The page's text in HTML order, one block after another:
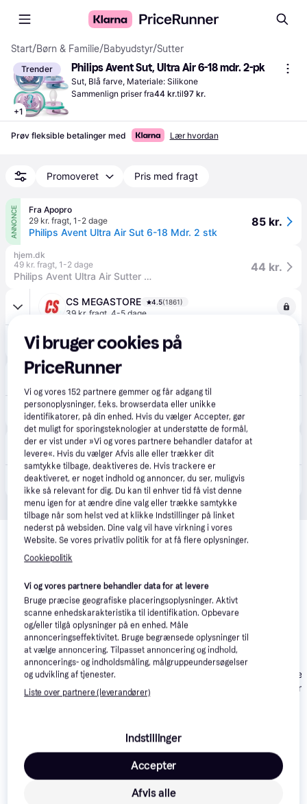
Start/Børn & Familie/Babyudstyr/Sutter
Trender
+1
Philips Avent Sut, Ultra Air 6-18 mdr. 2-pk
Sut, Blå farve, Materiale: Silikone
Sammenlign priser fra44 kr.til97 kr.
Prøv fleksible betalinger med Lær hvordan
Promoveret Pris med fragt
ANNONCE
Fra Apopro
29 kr. fragt, 1-2 dage
Philips Avent Ultra Air Sut 6-18 Mdr. 2 stk
85 kr.
hjem.dk
49 kr. fragt, 1-2 dage
Philips Avent Ultra Air Sutter 6-18 mdr. 2 stk, Lyserød/Blå
44 kr.
CS MEGASTORE 4.5(1861)
39 kr. fragt 4-5 dage
(ComputerSalg) Philips AVENT ultra air SCF085/61 sut, Klassisk babysut, Ortodontisk, Silikone, Dreng/Pige, Tåler opvaskemaskine
Apopro
Philips Avent Ultra Air Sut 6-18 Mdr. 2 stk
Bazta
39 kr. fragt,1-2 dage
Philips Avent Ultra Air Silikone 612 Måneder Baby Girl Sutter 2 stk
Relaterede produkter
Se vores forslag til andre produkter, der matcher dine
interesser. Vis alle
46 kr.
Eller 3 betalinger af 15 kr.
Trender
Mam Air Silikone
64 kr.
Bibs
6-18 mdr.
Vi bruger cookies på
PriceRunner
Vi og vores152 partnere gemmer og får adgang til
personoplysninger, f.eks. browserdata eller unikke
identifikatorer, på din enhed. Hvis du vælger Accepter, gør
det muligt for sporingsteknologier at understøtte de formål,
der er vist under »Vi og vores partnere behandler datafor at
levere«. Hvis du vælger Afvis alle eller trækker dit
samtykke tilbage, deaktiveres de. Hvis trackere er
deaktiveret, er noget indhold og annoncer, du ser, muligvis
ikke så relevant for dig. Du kan til enhver tid få vist denne
menu igen for at ændre dine valg eller trække samtykke
tilbage når som helst ved at klikke Indstillinger på linket
nederst på websiden. Dine valg vil have virkning i vores
Website. Se vores privatliv politik for at få flere oplysninger.
Cookiepolitik
Vi og vores partnere behandler data for at levere
Bruge præcise geografiske placeringsoplysninger. Aktivt
scanne enhedskarakteristika til identifikation. Opbevare
og/eller tilgå oplysninger på en enhed. Måle
annonceringseffektivitet. Bruge begrænsede oplysninger til
at vælge annoncering. Tilpasset annoncering og indhold,
annoncerings- og indholdsmåling, målgruppeundersøgelser
og udvikling af tjenester.
Liste over partnere (leverandører)
Indstillinger
Afvis alle
Accepter